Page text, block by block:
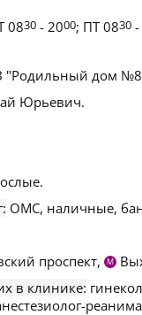
0830 - 2000; ПТ 0830
"Родильный дом
Юрьевич.
ОМС, наличные,
проспект, М
в клинике: